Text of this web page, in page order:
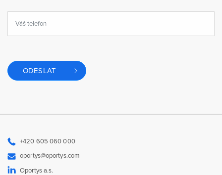
ODESLAT
+420 605 060 000
oportys@oportys.com
Oportys a.s.